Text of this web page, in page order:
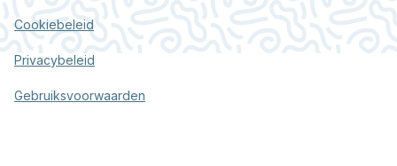
Cookiebeleid
Privacybeleid
Gebruiksvoorwaarden